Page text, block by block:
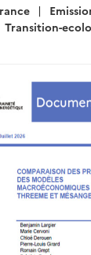
Transition-